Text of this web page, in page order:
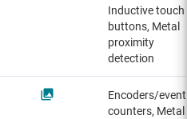
Inductive touch
buttons, Metal
proximity
detection
Encoders/event
counters, Metal